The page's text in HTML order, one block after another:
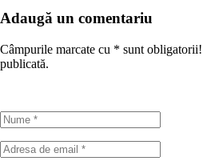
Adaugă un comentariu
Câmpurile marcate cu * sunt
publicată.